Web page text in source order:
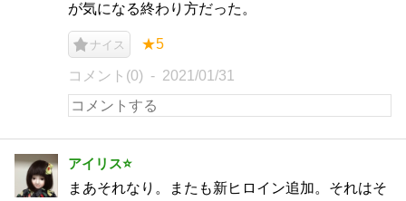
が気になる終わり方だった。
ナイス ★5
コメント(0) 2021/01/31
アイリス⭐️
まあそれなり。またも新ヒロイン追加。それはそ